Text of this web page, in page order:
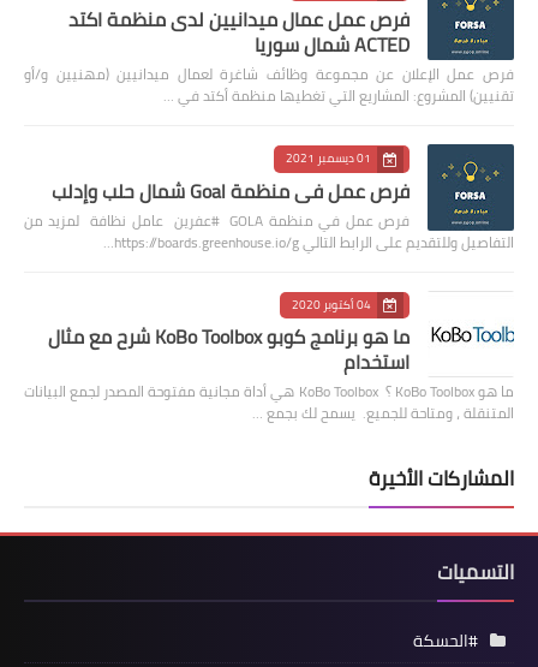
فرص عمل عمال ميدانيين لدى منظمة اكتد
ACTED شمال سوريا
فرص عمل الإعلان عن مجموعة وظائف شاغرة لعمال ميدانيين (مهنيين و/أو
تقنيين) المشروع: المشاريع التي تغطيها منظمة أكتد في …
01 ديسمبر 2021
فرص عمل في منظمة Goal شمال حلب وإدلب
فرص عمل في منظمة GOLA #عفرين عامل نظافة لمزيد من
التفاصيل وللتقديم على الرابط التالي https://boards.greenhouse.io/g…
04 أكتوبر 2020
ما هو برنامج كوبو KoBo Toolbox شرح مع مثال
استخدام
ما هو KoBo Toolbox ؟ KoBo Toolbox هي أداة مجانية مفتوحة المصدر لجمع البيانات
المتنقلة ، ومتاحة للجميع. يسمح لك بجمع …
المشاركات الأخيرة
التسميات
#الحسكة